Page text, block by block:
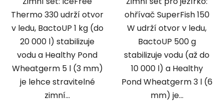
Thermo 330 udrží otvor
v ledu, BactoUP 1 kg (do
20 000 l) stabilizuje
vodu a Healthy Pond
Wheatgerm 5 l (3 mm)
je lehce stravitelné
zimní...
ohřívač SuperFish 150
W udrží otvor v ledu,
BactoUP 500 g
stabilizuje vodu (až do
10 000 l) a Healthy
Pond Wheatgerm 3 l (6
mm) je...